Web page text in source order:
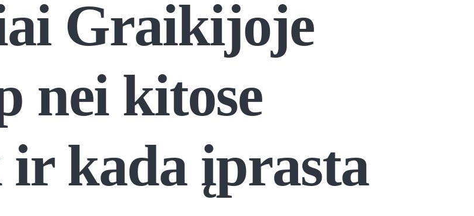
Graikijoje
nei kitose
ir kada įprasta